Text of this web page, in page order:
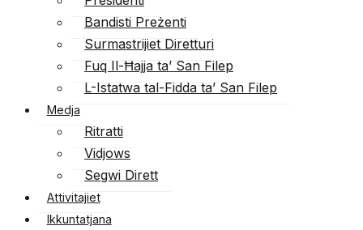
Bandisti Preżenti
Surmastrijiet Diretturi
Fuq Il-Ħajja ta’ San Filep
L-Istatwa tal-Fidda ta’ San Filep
Medja
Ritratti
Vidjows
Segwi Dirett
Attivitajiet
Ikkuntatjana